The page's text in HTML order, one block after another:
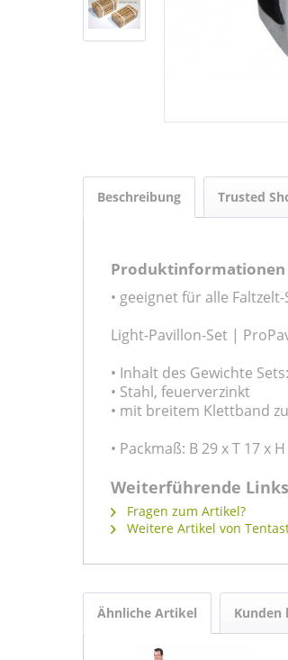
Beschreibung Trusted
Produktinformationen
• geeignet für alle
Light-Pavillon-Set |
• Inhalt des Gewichte
• Stahl, feuerverzinkt
• mit breitem Klettband
• Packmaß: B 29 x T 17 x
Weiterführende
Fragen zum Artikel?
Weitere Artikel von
Ähnliche Artikel Kunden